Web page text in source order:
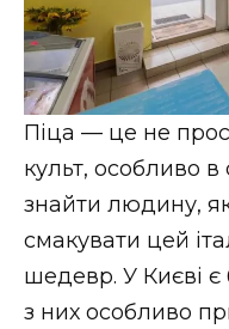
Піца — це не
культ, особливо
знайти людину,
смакувати цей
шедевр. У Києві є
з них особливо